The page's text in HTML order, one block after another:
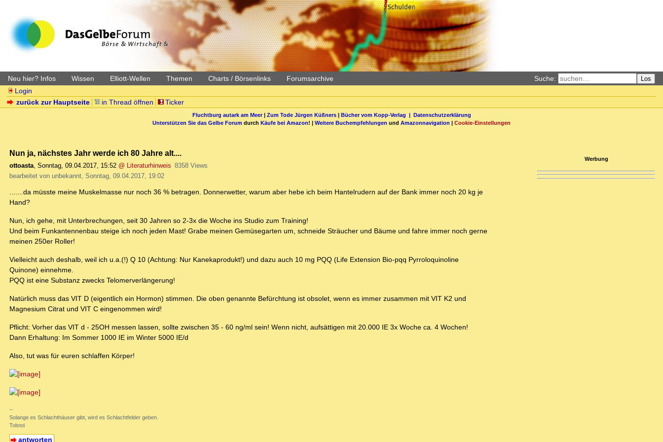
Neu hier? Infos Wissen Elliott-Wellen Themen Charts / Börsenlinks Forumsarchive Suche: Los
Login
zurück zur Hauptseite
in Thread öffnen Ticker
Fluchtburg autark am Meer| Zum Tode Jürgen Küßners| Bücher vom Kopp-Verlag | Datenschutzerklärung
Unterstützen Sie das Gelbe Forum durch Käufe bei Amazon! | Weitere Buchempfehlungen und Amazonnavigation | Cookie-Einstellungen
Nun ja, nächstes Jahr werde ich 80 Jahre alt....
ottoasta, Sonntag, 09.04.2017, 15:52 @ Literaturhinweis 8358 Views
bearbeitet von unbekannt, Sonntag, 09.04.2017, 19:02
.......da müsste meine Muskelmasse nur noch 36 % betragen. Donnerwetter, warum aber hebe ich beim Hantelrudern auf der Bank immer noch 20 kg je
Hand?
Nun, ich gehe, mit Unterbrechungen, seit 30 Jahren so 2-3x die Woche ins Studio zum Training!
Und beim Funkantennenbau steige ich noch jeden Mast! Grabe meinen Gemüsegarten um, schneide Sträucher und Bäume und fahre immer noch gerne
meinen 250er Roller!
Vielleicht auch deshalb, weil ich u.a.(!) Q 10 (Achtung: Nur Kanekaprodukt!) und dazu auch 10 mg PQQ (Life Extension Bio-pqq Pyrroloquinoline
Quinone) einnehme.
PQQ ist eine Substanz zwecks Telomerverlängerung!
Natürlich muss das VIT D (eigentlich ein Hormon) stimmen. Die oben genannte Befürchtung ist obsolet, wenn es immer zusammen mit VIT K2 und
Magnesium Citrat und VIT C eingenommen wird!
Pflicht: Vorher das VIT d - 25OH messen lassen, sollte zwischen 35 - 60 ng/ml sein! Wenn nicht, aufsättigen mit 20.000 IE 3x Woche ca. 4 Wochen!
Dann Erhaltung: Im Sommer 1000 IE im Winter 5000 IE/d
Also, tut was für euren schlaffen Körper!
--
Solange es Schlachthäuser gibt, wird es Schlachtfelder geben.
Tolstoi
antworten
Werbung